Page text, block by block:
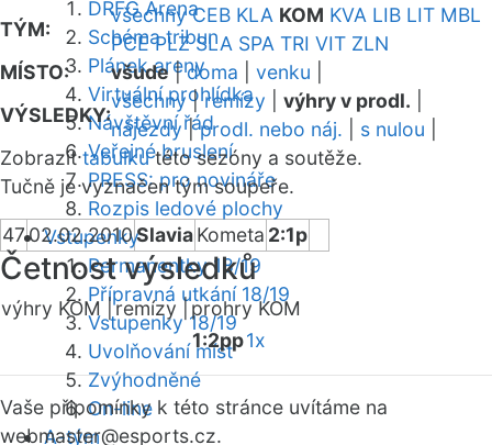
DRFG Arena
Schéma tribun
Plánek areny
Virtuální prohlídka
Návštěvní řád
Veřejné bruslení
PRESS: pro novináře
Rozpis ledové plochy
Vstupenky
Permanentky 18/19
Přípravná utkání 18/19
Vstupenky 18/19
Uvolňování míst
Zvýhodněné
On-line
A-tým
TÝM:
všechny CEB KLA KOM KVA LIB LIT MBL
PCE PLZ SLA SPA TRI VIT ZLN
MÍSTO:
všude|doma venku
VÝSLEDKY:
všechny|remízy výhry v prodl.
nájezdy|prodl. nebo náj. s nulou
Zobrazittabulkutéto sezóny a soutěže.
Tučně je vyznačen tým soupeře.
4702.02.2010SlaviaKometa 2:1p
Četnost výsledků
výhry KOM |remízy |prohry KOM
1:2pp1x
Vaše připomínky k této stránce uvítáme na
webmaster@esports.cz.